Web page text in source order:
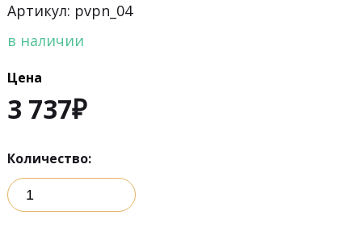
Артикул: pvpn_04
в наличии
Цена
3 737₽
Количество: